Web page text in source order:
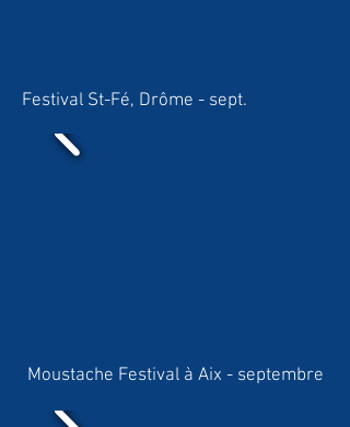
Festival St-Fé, Drôme - sept.
Moustache Festival à Aix - septembre